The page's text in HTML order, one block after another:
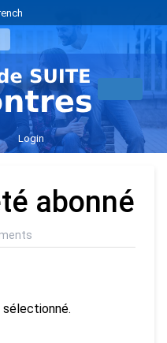
Login
abonné
sélectionné.